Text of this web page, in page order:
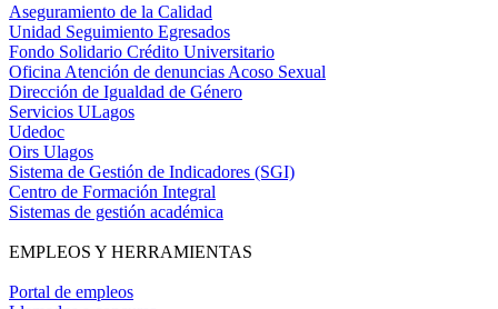
Aseguramiento de la Calidad
Unidad Seguimiento Egresados
Fondo Solidario Crédito Universitario
Oficina Atención de denuncias Acoso Sexual
Dirección de Igualdad de Género
Servicios ULagos
Udedoc
Oirs Ulagos
Sistema de Gestión de Indicadores (SGI)
Centro de Formación Integral
Sistemas de gestión académica
EMPLEOS Y HERRAMIENTAS
Portal de empleos